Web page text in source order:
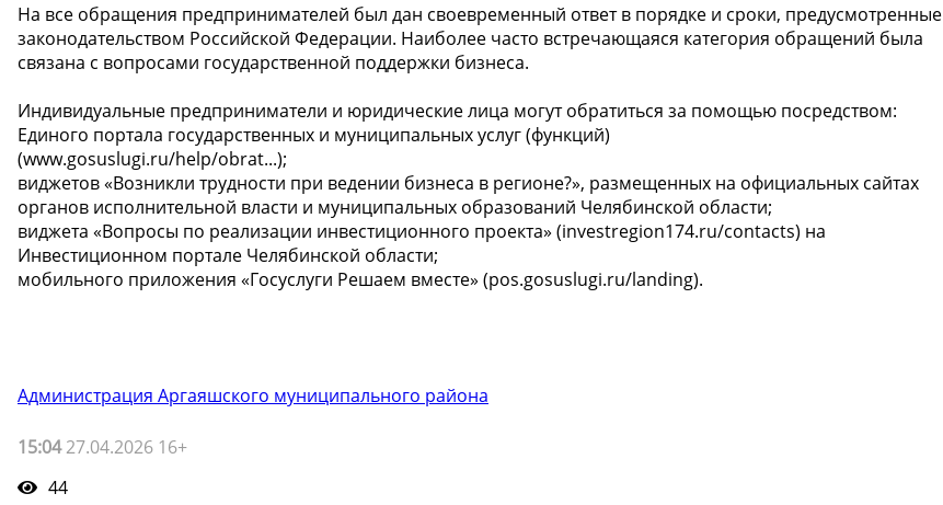
На все обращения предпринимателей был дан своевременный ответ в порядке и сроки, предусмотренные
законодательством Российской Федерации. Наиболее часто встречающаяся категория обращений была
связана с вопросами государственной поддержки бизнеса.
Индивидуальные предприниматели и юридические лица могут обратиться за помощью посредством:
Единого портала государственных и муниципальных услуг (функций)
(www.gosuslugi.ru/help/obrat...);
виджетов «Возникли трудности при ведении бизнеса в регионе?», размещенных на официальных сайтах
органов исполнительной власти и муниципальных образований Челябинской области;
виджета «Вопросы по реализации инвестиционного проекта» (investregion174.ru/contacts) на
Инвестиционном портале Челябинской области;
мобильного приложения «Госуслуги Решаем вместе» (pos.gosuslugi.ru/landing).
Администрация Аргаяшского муниципального района
15:0427.04.2026 16+
44